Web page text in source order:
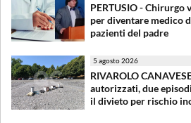
PERTUSIO - Chirurgo
per diventare medico
pazienti del padre
5 agosto 2026
RIVAROLO
autorizzati, due
il divieto per rischio